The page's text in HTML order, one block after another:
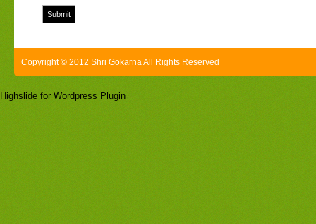
Copyright © 2012 Shri Gokarna All Rights Reserved
Highslide for Wordpress Plugin